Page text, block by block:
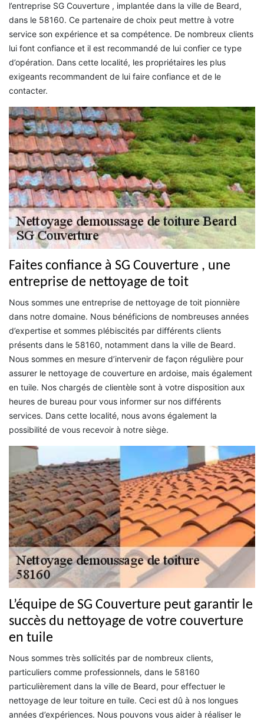
l’entreprise SG Couverture , implantée dans la ville de Beard,
dans le 58160. Ce partenaire de choix peut mettre à votre
service son expérience et sa compétence. De nombreux clients
lui font confiance et il est recommandé de lui confier ce type
d’opération. Dans cette localité, les propriétaires les plus
exigeants recommandent de lui faire confiance et de le
contacter.
Faites confiance à SG Couverture , une
entreprise de nettoyage de toit
Nous sommes une entreprise de nettoyage de toit pionnière
dans notre domaine. Nous bénéficions de nombreuses années
d’expertise et sommes plébiscités par différents clients
présents dans le 58160, notamment dans la ville de Beard.
Nous sommes en mesure d’intervenir de façon régulière pour
assurer le nettoyage de couverture en ardoise, mais également
en tuile. Nos chargés de clientèle sont à votre disposition aux
heures de bureau pour vous informer sur nos différents
services. Dans cette localité, nous avons également la
possibilité de vous recevoir à notre siège.
L’équipe de SG Couverture peut garantir le
succès du nettoyage de votre couverture
en tuile
Nous sommes très sollicités par de nombreux clients,
particuliers comme professionnels, dans le 58160
particulièrement dans la ville de Beard, pour effectuer le
nettoyage de leur toiture en tuile. Ceci est dû à nos longues
années d’expériences. Nous pouvons vous aider à réaliser le